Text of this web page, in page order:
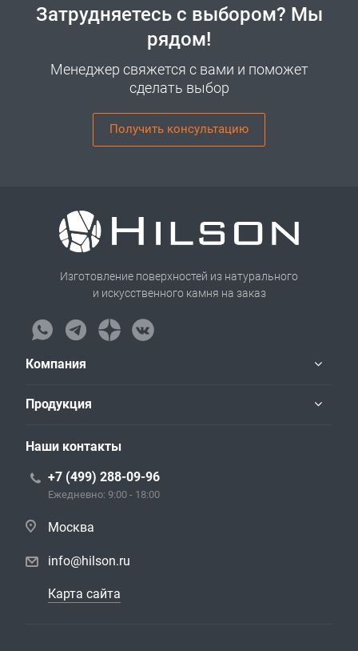
Затрудняетесь с выбором? Мы
рядом!
Менеджер свяжется с вами и поможет
сделать выбор
Получить консультацию
Изготовление поверхностей из натурального
и искусственного камня на заказ
Компания
Продукция
Наши контакты
+7 (499) 288-09-96
Ежедневно: 9:00 - 18:00
Москва
info@hilson.ru
Карта сайта